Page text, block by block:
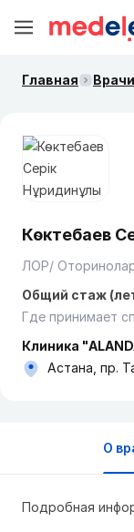
Главная Врачи
Көктебаев
ЛОР/
Общий стаж
Где принимает
Клиника
Астана, пр.
О
Подробная